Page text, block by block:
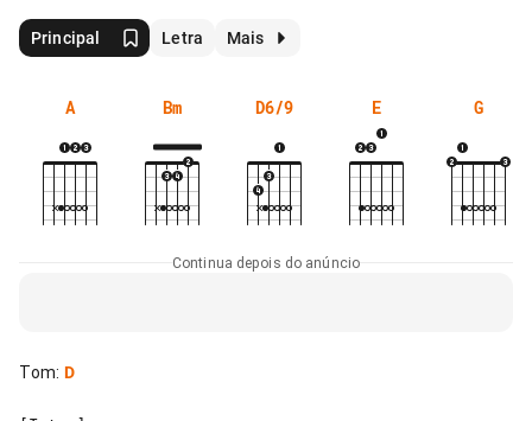
Principal Letra Mais
A Bm D6/9 E G
Continua depois do anúncio
Tom: D